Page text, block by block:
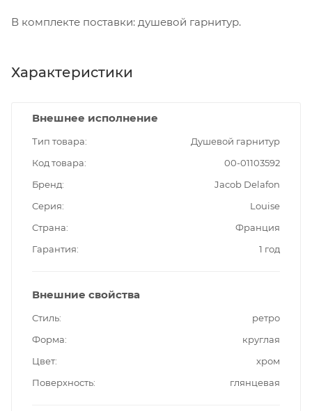
В комплекте поставки: душевой гарнитур.
Характеристики
Внешнее исполнение
Тип товара
Душевой гарнитур
Код товара
00-01103592
Бренд
Jacob Delafon
Серия
Louise
Страна
Франция
Гарантия
1 год
Внешние свойства
Стиль
ретро
Форма
круглая
Цвет
хром
Поверхность
глянцевая